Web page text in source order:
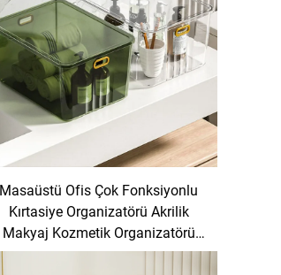
Masaüstü Ofis Çok Fonksiyonlu
Kırtasiye Organizatörü Akrilik
Makyaj Kozmetik Organizatörü
Görüntüleme